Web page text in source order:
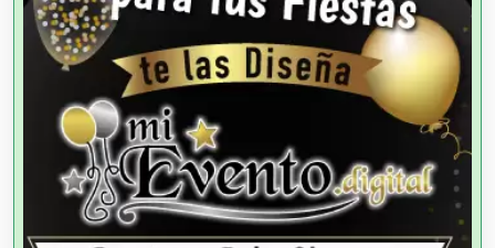
Agencias de Cobranza
Agencias de Colocación
Agencias de Modelos